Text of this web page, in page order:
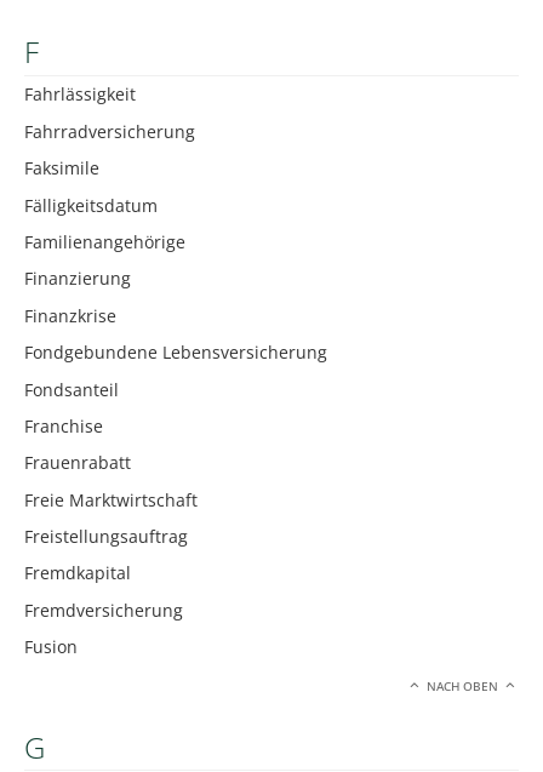
F
Fahrlässigkeit
Fahrradversicherung
Faksimile
Fälligkeitsdatum
Familienangehörige
Finanzierung
Finanzkrise
Fondgebundene Lebensversicherung
Fondsanteil
Franchise
Frauenrabatt
Freie Marktwirtschaft
Freistellungsauftrag
Fremdkapital
Fremdversicherung
Fusion
NACH OBEN
G